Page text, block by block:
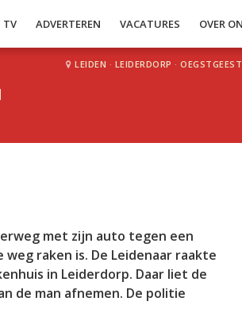
TV ADVERTEREN VACATURES OVER
LEIDEN · LEIDERDORP · OEGSTGEEST
met zijn auto tegen een
raken is. De Leidenaar raakte
in Leiderdorp. Daar liet de
de man afnemen. De politie